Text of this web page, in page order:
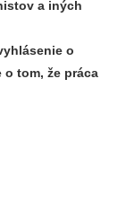
a iných
o
tom, že práca